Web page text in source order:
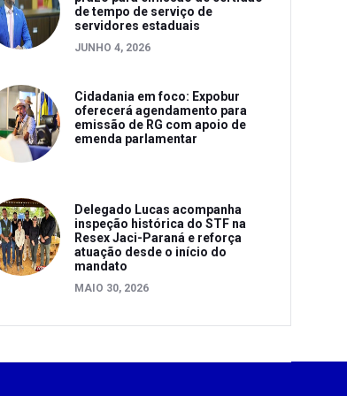
de tempo de serviço de
servidores estaduais
JUNHO 4, 2026
Cidadania em foco: Expobur
oferecerá agendamento para
emissão de RG com apoio de
emenda parlamentar
Delegado Lucas acompanha
inspeção histórica do STF na
Resex Jaci-Paraná e reforça
atuação desde o início do
mandato
MAIO 30, 2026